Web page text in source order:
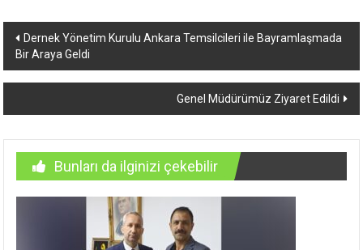
Yazı
dolaşımı
Dernek Yönetim Kurulu Ankara Temsilcileri ile Bayramlaşmada
Bir Araya Geldi
Genel Müdürümüz Ziyaret Edildi
Bunları da ilginizi çekebilir